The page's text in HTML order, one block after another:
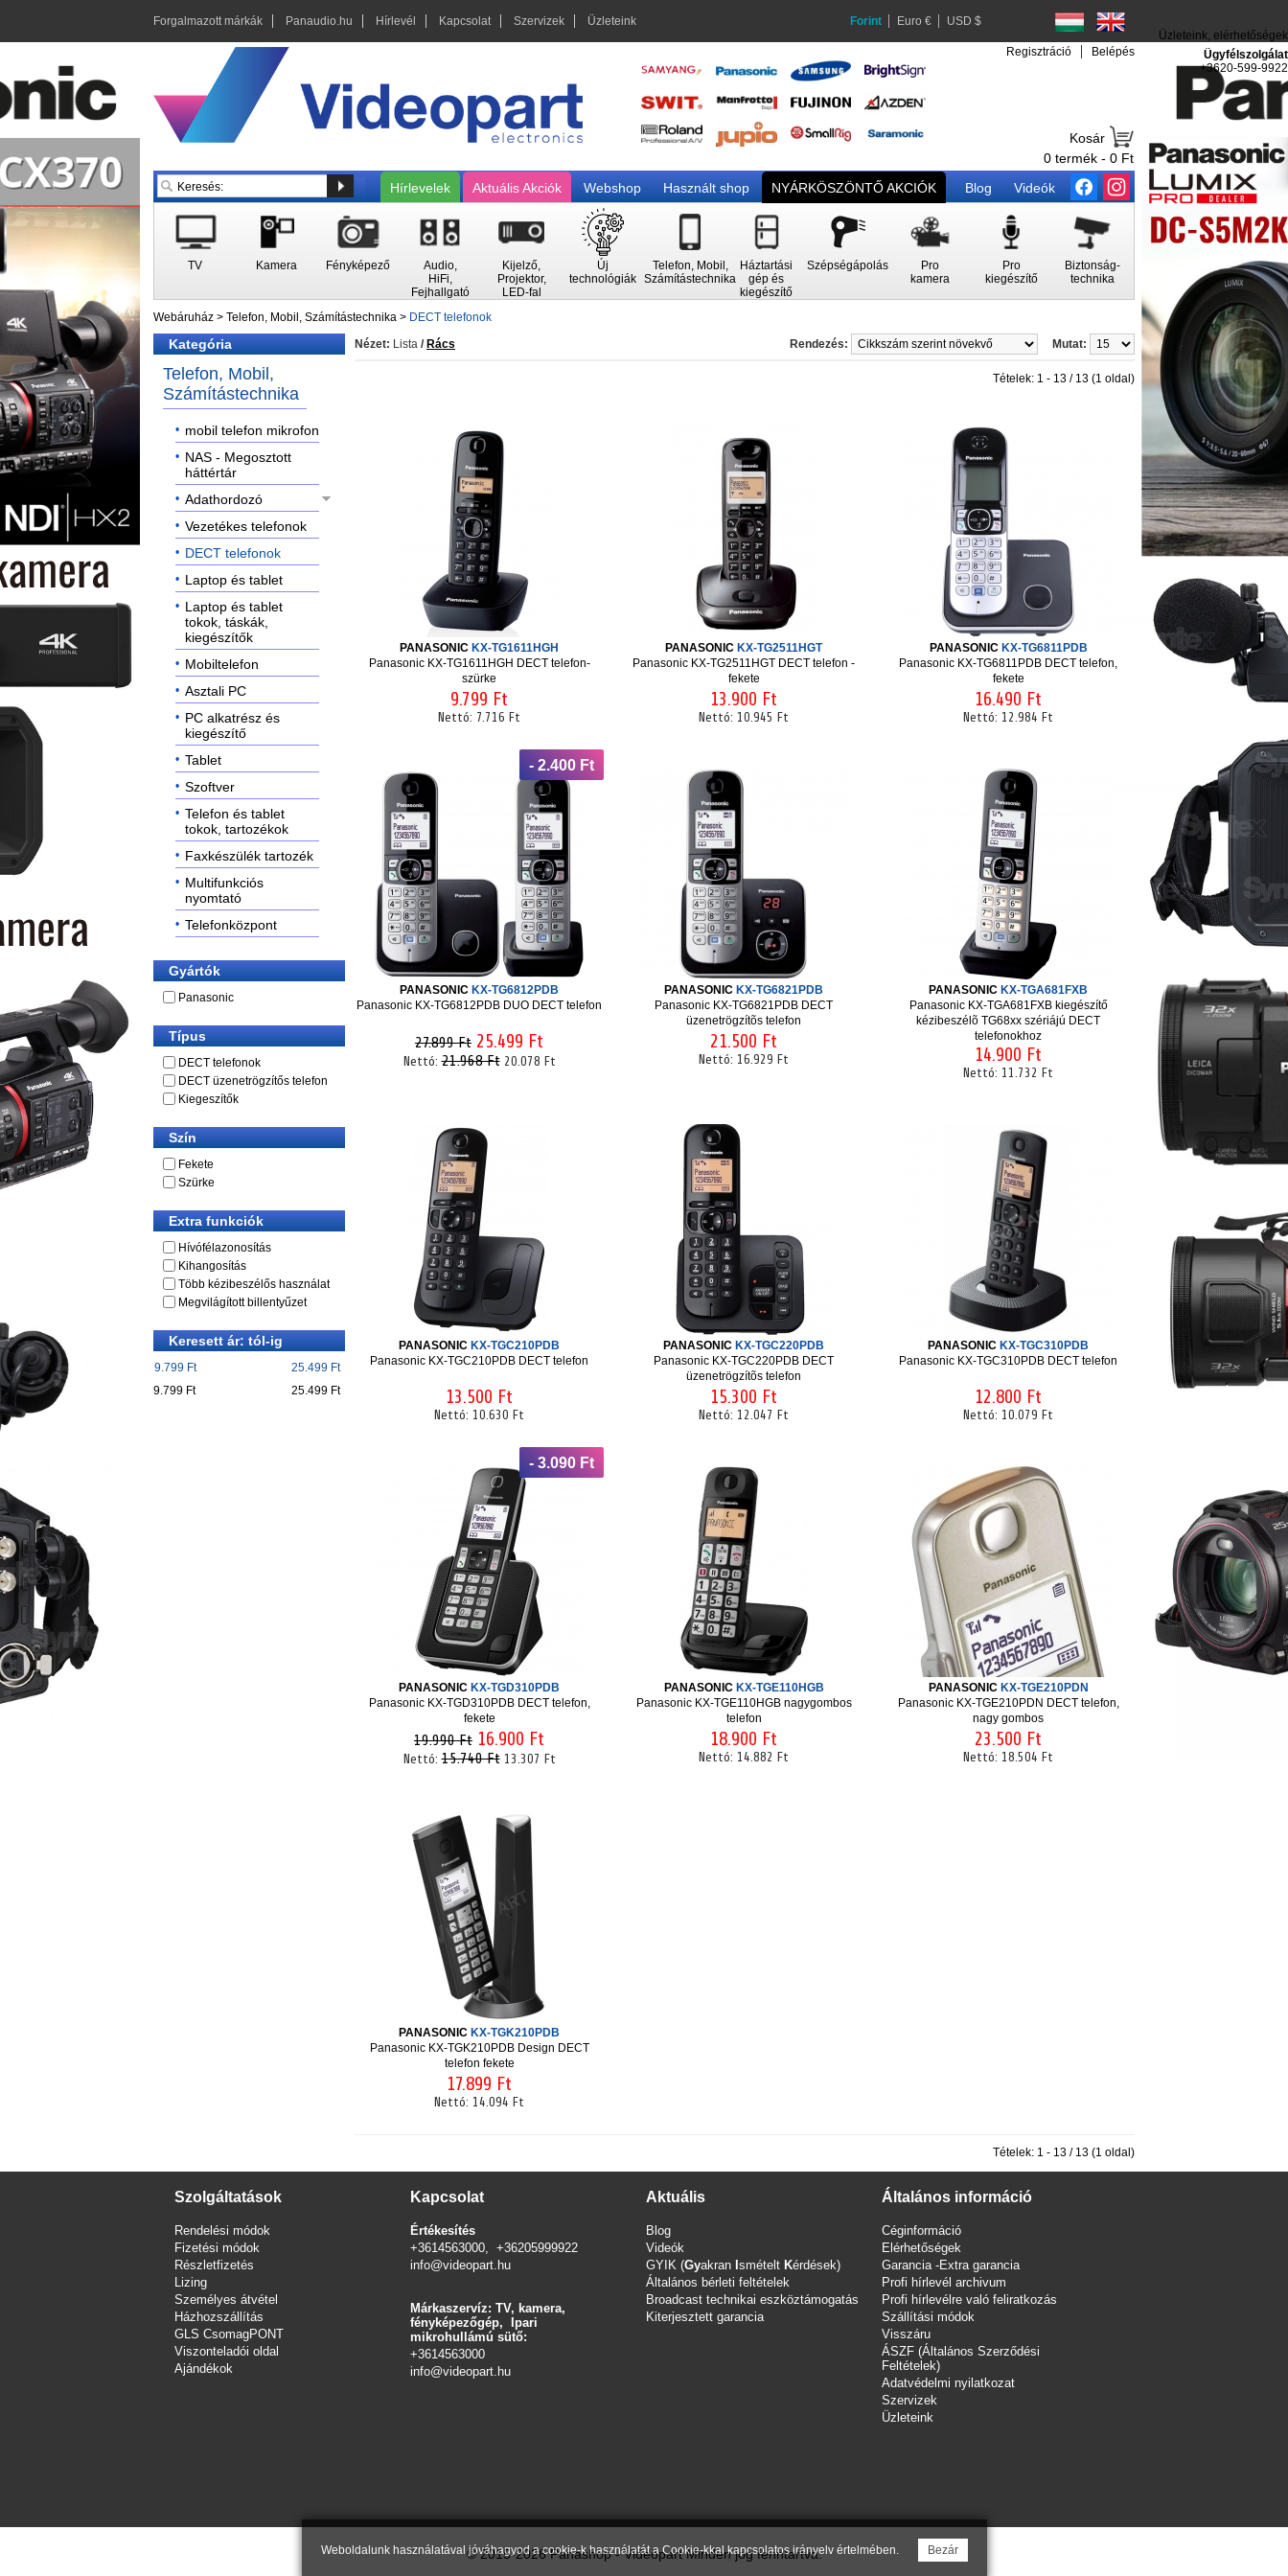
Forgalmazott márkák Panaudio.hu Hírlevél Kapcsolat Szervizek Üzleteink Forint Euro € USD $
Regisztráció Belépés
Kosár
0 termék - 0 Ft
Hírlevelek
Aktuális Akciók Webshop Használt shop NYÁRKÖSZÖNTŐ AKCIÓK Blog Videók
TV Kamera Fényképező
Audio,
HiFi,
Fejhallgató
Kijelző,
Projektor,
LED-fal
Új
technológiák
Telefon, Mobil,
Számítástechnika
Háztartási
gép és
kiegészítő
Szépségápolás
Pro
kamera
Pro
kiegészítő
Biztonság-
technika
Üzleteink, elérhetőségek
Ügyfélszolgálat
+3620-599-9922
Webáruház > Telefon, Mobil, Számítástechnika > DECT telefonok
Kategória
Telefon, Mobil,
Számítástechnika
mobil telefon mikrofon
NAS - Megosztott
háttértár
Adathordozó
Vezetékes telefonok
DECT telefonok
Laptop és tablet
Laptop és tablet
tokok, táskák,
kiegészítők
Mobiltelefon
Asztali PC
PC alkatrész és
kiegészítő
Tablet
Szoftver
Telefon és tablet
tokok, tartozékok
Faxkészülék tartozék
Multifunkciós
nyomtató
Telefonközpont
Gyártók
Panasonic
Típus
DECT telefonok
DECT üzenetrögzítős telefon
Kiegeszítők
Szín
Fekete
Szürke
Extra funkciók
Hívófélazonosítás
Kihangosítás
Több kézibeszélős használat
Megvilágított billentyűzet
Keresett ár: tól-ig
9.799 Ft
25.499 Ft
9.799 Ft
25.499 Ft
Nézet: Lista / Rács Mutat:
Rendezés:
Tételek: 1 - 13 / 13 (1 oldal)
PANASONIC KX-TG1611HGH
Panasonic KX-TG1611HGH DECT telefon-
szürke
9.799 Ft
Nettó: 7.716 Ft
PANASONIC KX-TG2511HGT
Panasonic KX-TG2511HGT DECT telefon -
fekete
13.900 Ft
Nettó: 10.945 Ft
PANASONIC KX-TG6811PDB
Panasonic KX-TG6811PDB DECT telefon,
fekete
16.490 Ft
Nettó: 12.984 Ft
- 2.400 Ft
PANASONIC KX-TG6812PDB
Panasonic KX-TG6812PDB DUO DECT telefon
27.899 Ft 25.499 Ft
Nettó:21.968 Ft 20.078 Ft
PANASONIC KX-TG6821PDB
Panasonic KX-TG6821PDB DECT
üzenetrögzítõs telefon
21.500 Ft
Nettó: 16.929 Ft
PANASONIC KX-TGA681FXB
Panasonic KX-TGA681FXB kiegészítő
kézibeszélõ TG68xx szériájú DECT
telefonokhoz
14.900 Ft
Nettó: 11.732 Ft
PANASONIC KX-TGC210PDB
Panasonic KX-TGC210PDB DECT telefon
13.500 Ft
Nettó: 10.630 Ft
PANASONIC KX-TGC220PDB
Panasonic KX-TGC220PDB DECT
üzenetrögzítõs telefon
15.300 Ft
Nettó: 12.047 Ft
PANASONIC KX-TGC310PDB
Panasonic KX-TGC310PDB DECT telefon
12.800 Ft
Nettó: 10.079 Ft
- 3.090 Ft
PANASONIC KX-TGD310PDB
Panasonic KX-TGD310PDB DECT telefon,
fekete
19.990 Ft 16.900 Ft
Nettó:15.740 Ft 13.307 Ft
PANASONIC KX-TGE110HGB
Panasonic KX-TGE110HGB nagygombos
telefon
18.900 Ft
Nettó: 14.882 Ft
PANASONIC KX-TGE210PDN
Panasonic KX-TGE210PDN DECT telefon,
nagy gombos
23.500 Ft
Nettó: 18.504 Ft
PANASONIC KX-TGK210PDB
Panasonic KX-TGK210PDB Design DECT
telefon fekete
17.899 Ft
Nettó: 14.094 Ft
Tételek: 1 - 13 / 13 (1 oldal)
Szolgáltatások
Rendelési módok
Fizetési módok
Részletfizetés
Lizing
Személyes átvétel
Házhozszállítás
GLS CsomagPONT
Viszonteladói oldal
Ajándékok
Kapcsolat
Értékesítés
+3614563000, +36205999922
info@videopart.hu
Márkaszervíz: TV, kamera,
fényképezőgép, Ipari
mikrohullámú sütő:
+3614563000
info@videopart.hu
Aktuális
Blog
Videók
GYIK (Gyakran smételt Kérdések)
Általános bérleti feltételek
Broadcast technikai eszköztámogatás
Kiterjesztett garancia
Általános információ
Céginformáció
Elérhetőségek
Garancia -Extra garancia
Profi hírlevél archivum
Profi hírlevélre való feliratkozás
Szállítási módok
Visszáru
ÁSZF (Általános Szerződési
Feltételek)
Adatvédelmi nyilatkozat
Szervizek
Üzleteink
© 2015-2026 Panashop - Videopart Minden jog fenntartva.
Weboldalunk használatával jóváhagyod a cookie-k használatát a Cookie-kkal kapcsolatos irányelv értelmében. Bezár